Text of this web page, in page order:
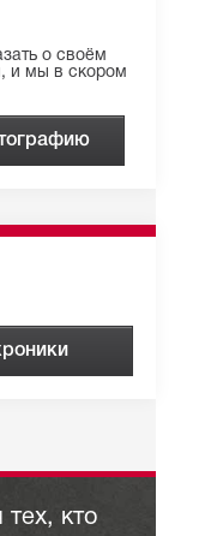
о своём
и мы в скором
кто